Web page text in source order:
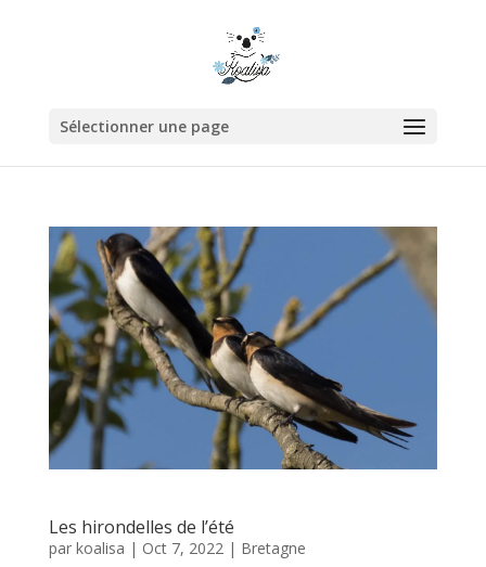
Sélectionner une page
Les hirondelles de l’été
par koalisa | Oct 7, 2022| Bretagne